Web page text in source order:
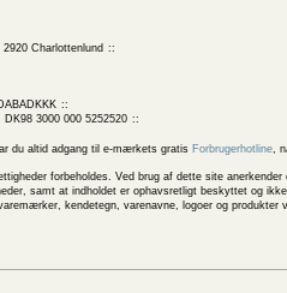
2920 Charlottenlund
DK98 3000 000 5252520
du altid adgang til e-mærkets gratis Forbrugerhotline,
forbeholdes. Ved brug af dette site
samt at indholdet er ophavsretligt beskyttet og
kendetegn, varenavne, logoer og